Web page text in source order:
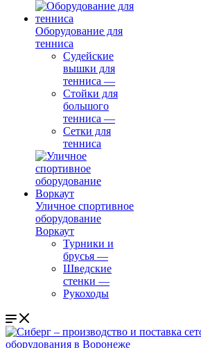
Оборудование для
тенниса
Судейские
вышки для
тенниса —
Стойки для
большого
тенниса —
Сетки для
тенниса
Уличное спортивное
оборудование
Воркаут
Турники и
брусья —
Шведские
стенки —
Рукоходы